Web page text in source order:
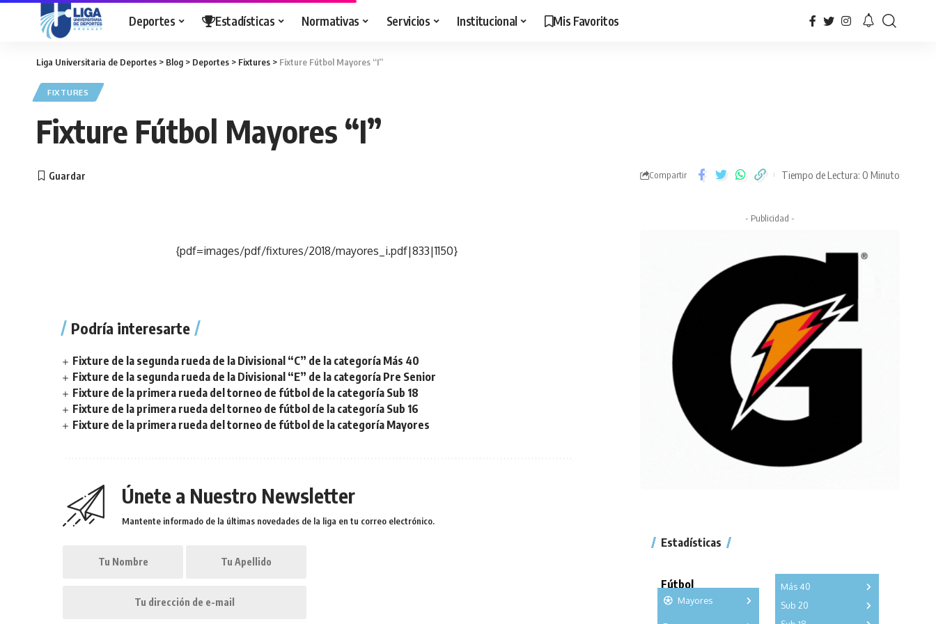
Deportes Estadísticas Normativas Servicios Institucional Mis Favoritos
Liga Universitaria de Deportes > Blog > Deportes > Fixtures > Fixture Fútbol Mayores “I”
FIXTURES
Fixture Fútbol Mayores “I”
Compartir Tiempo de Lectura: 0 Minuto
{pdf=images/pdf/fixtures/2018/mayores_i.pdf|833|1150}
Podría interesarte
Fixture de la segunda rueda de la Divisional “C” de la categoría Más 40
Fixture de la segunda rueda de la Divisional “E” de la categoría Pre Senior
Fixture de la primera rueda del torneo de fútbol de la categoría Sub 18
Fixture de la primera rueda del torneo de fútbol de la categoría Sub 16
Fixture de la primera rueda del torneo de fútbol de la categoría Mayores
Únete a Nuestro Newsletter
Mantente informado de la últimas novedades de la liga en tu correo electrónico.
- Publicidad -
Estadísticas
Fútbol
Mayores
Más 40
Sub 20